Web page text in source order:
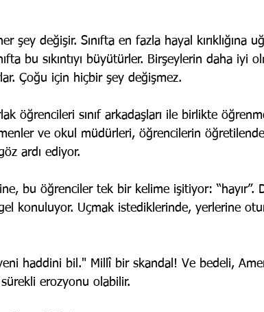
şey değişir. Sınıfta en fazla hayal kırıklığına
bu sıkıntıyı büyütürler. Birşeylerin daha iyi
Çoğu için hiçbir şey değişmez.
öğrencileri sınıf arkadaşları ile birlikte
ve okul müdürleri, öğrencilerin
ardı ediyor.
bu öğrenciler tek bir kelime işitiyor: “hayır”.
konuluyor. Uçmak istediklerinde, yerlerine
haddini bil." Millî bir skandal! Ve bedeli,
erozyonu olabilir.